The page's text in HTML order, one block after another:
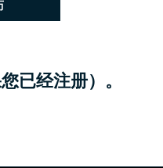
已经注册）。